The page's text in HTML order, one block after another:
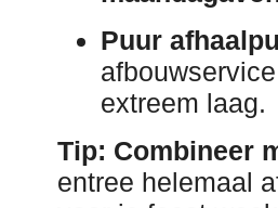
Puur
extreem laag.
Tip: Combineer
entree helemaal